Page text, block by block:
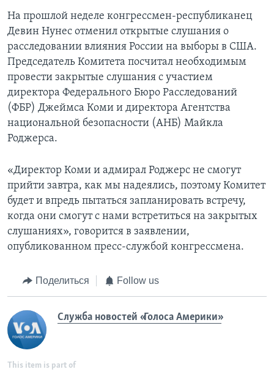
На прошлой неделе конгрессмен-республиканец
Девин Нунес отменил открытые слушания о
расследовании влияния России на выборы в США.
Председатель Комитета посчитал необходимым
провести закрытые слушания с участием
директора Федерального Бюро Расследований
(ФБР) Джеймса Коми и директора Агентства
национальной безопасности (АНБ) Майкла
Роджерса.
«Директор Коми и адмирал Роджерс не смогут
прийти завтра, как мы надеялись, поэтому Комитет
будет и впредь пытаться запланировать встречу,
когда они смогут с нами встретиться на закрытых
слушаниях», говорится в заявлении,
опубликованном пресс-службой конгрессмена.
Поделиться Follow us
Служба новостей «Голоса Америки»
This item is part of